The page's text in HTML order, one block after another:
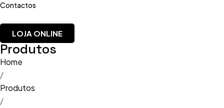
Contactos
LOJA ONLINE
Produtos
Home
/
Produtos
/